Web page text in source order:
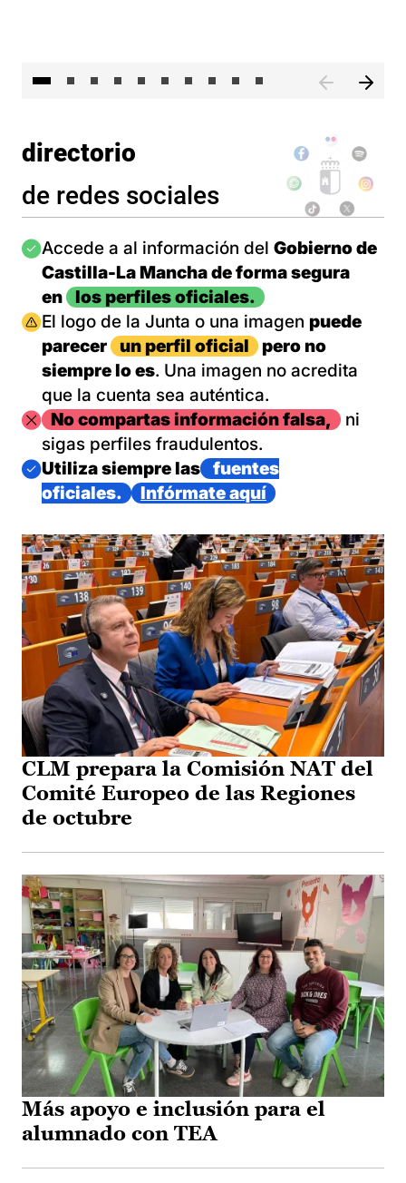
directorio
de redes sociales
Imagen
Accede a al información del Gobierno de
Castilla-La Mancha de forma segura
en
los perfiles oficiales.
Imagen
El logo de la Junta o una imagen puede
parecer
un perfil oficial
pero no
siempre lo es. Una imagen no acredita
que la cuenta sea auténtica.
ImagenNo compartas información falsa,
ni
sigas perfiles fraudulentos.
Imagen
Utiliza siempre las
fuentes
oficiales.
Infórmate aquí
CLM prepara la Comisión NAT del
Comité Europeo de las Regiones
de octubre
Más apoyo e inclusión para el
alumnado con TEA